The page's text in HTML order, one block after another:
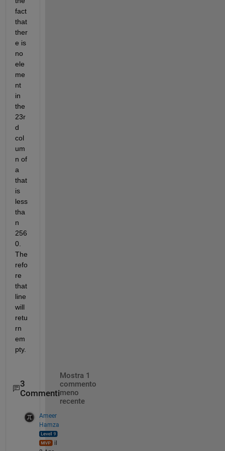
fact
that
ther
e is
no
ele
me
nt
in
the
23r
d
col
um
n of
a
that
is
less
tha
n
256
0.
The
refo
re
that
line
will
retu
rn
em
pty.
3
Commenti
Mostra 1
commento
meno
recente
Ameer
Hamza
il